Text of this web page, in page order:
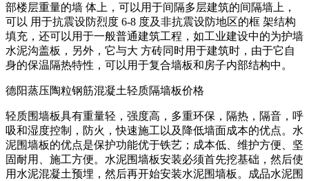
部楼层重量的墙 体上，可以用于间隔多层建筑的间隔墙上，
可以 用于抗震设防烈度 6-8 度及非抗震设防地区的框 架结构
填充，还可以用于一般普通建筑工程，如工业建设中的为护墙
水泥沟盖板，另外，它与大 方砖同时用于建筑时，由于它自
身的保温隔热特性，可以用于复合墙板和房子内部结构中。
德阳蒸压陶粒钢筋混凝土轻质隔墙板价格
轻质围墙板具有重量轻，强度高，多重环保，隔热，隔音，呼
吸和湿度控制，防火，快速施工以及降低墙面成本的优点。水
泥围墙板的优点是保护功能优于铁艺；成本低、维护方便、坚
固耐用、施工方便。水泥围墙板安装必须首先挖基础，然后使
用水泥混凝土预埋，然后再开始安装水泥围墙板。成品水泥围